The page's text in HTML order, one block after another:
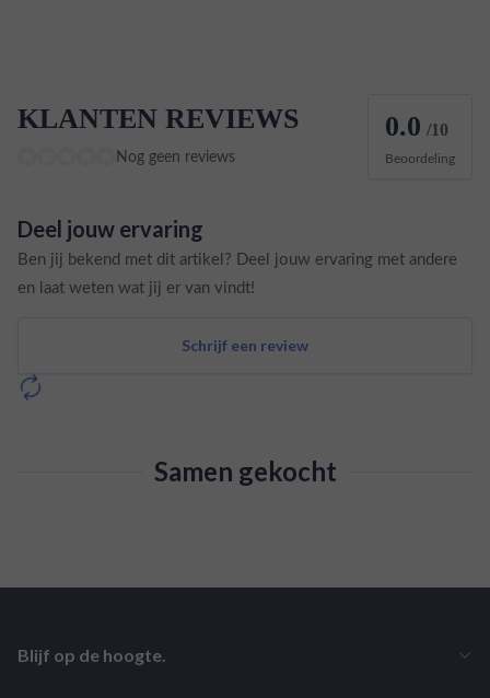
KLANTEN REVIEWS
Nog geen reviews
0.0 /10
Beoordeling
Deel jouw ervaring
Ben jij bekend met dit artikel? Deel jouw ervaring met andere
en laat weten wat jij er van vindt!
Schrijf een review
Samen gekocht
Blijf op de hoogte.